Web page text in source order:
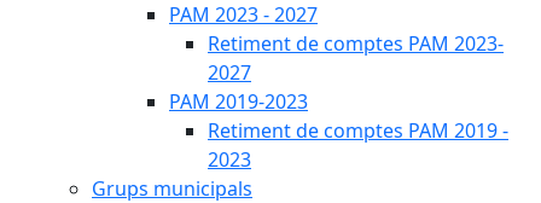
PAM 2023 - 2027
Retiment de comptes PAM 2023-
2027
PAM 2019-2023
Retiment de comptes PAM 2019 -
2023
Grups municipals